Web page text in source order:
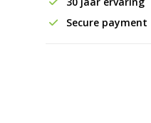
Secure payment